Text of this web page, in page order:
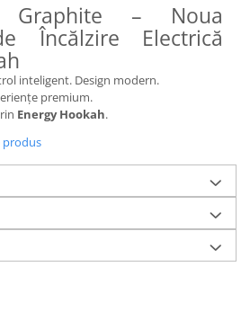
Graphite – Noua
Încălzire Electrică
inteligent. Design modern.
premium.
Energy Hookah.